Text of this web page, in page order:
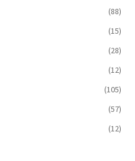
(88)
(15)
(28)
(12)
(105)
(57)
(12)